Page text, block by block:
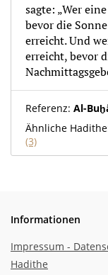
sagte: „Wer
bevor die
erreicht. Und
erreicht, bevor
Referenz: Al-
Ähnliche
(3)
Informationen
Impressum -
Hadithe